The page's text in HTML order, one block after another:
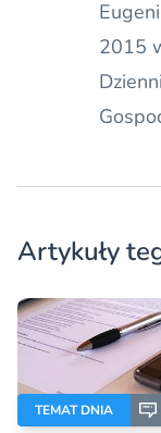
2015
Artykuły
TEMAT DNIA